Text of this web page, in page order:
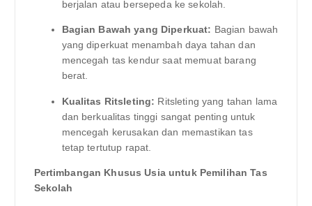
berjalan atau bersepeda ke sekolah.
Bagian Bawah yang Diperkuat: Bagian bawah
yang diperkuat menambah daya tahan dan
mencegah tas kendur saat memuat barang
berat.
Kualitas Ritsleting: Ritsleting yang tahan lama
dan berkualitas tinggi sangat penting untuk
mencegah kerusakan dan memastikan tas
tetap tertutup rapat.
Pertimbangan Khusus Usia untuk Pemilihan Tas
Sekolah